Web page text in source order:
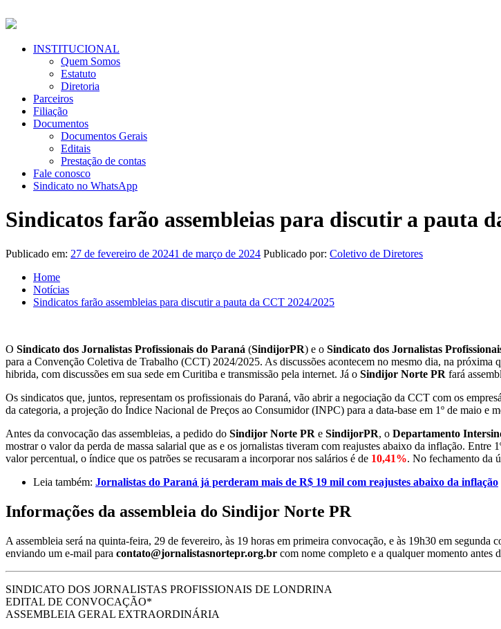
para
conteúdo
Menu
INSTITUCIONAL
Quem Somos
Estatuto
Diretoria
Parceiros
Filiação
Documentos
Documentos Gerais
Editais
Prestação de contas
Fale conosco
Sindicato no WhatsApp
Sindicatos farão assembleias para discutir a pauta
Publicado em: 27 de fevereiro de 20241 de março de 2024 Publicado por: Coletivo de Diretores
Home
Notícias
Sindicatos farão assembleias para discutir a pauta da CCT 2024/2025
O Sindicato dos Jornalistas Profissionais do Paraná (SindijorPR) e o Sindicato dos Jornalistas
para a Convenção Coletiva de Trabalho (CCT) 2024/2025. As discussões acontecem no mesmo dia, na próxima
hibrida, com discussões em sua sede em Curitiba e transmissão pela internet. Já o Sindijor Norte PR fará
Os sindicatos que, juntos, representam os profissionais do Paraná, vão abrir a negociação da CCT com os
da categoria, a projeção do Índice Nacional de Preços ao Consumidor (INPC) para a data-base em 1º de maio e
Antes da convocação das assembleias, a pedido do Sindijor Norte PR e SindijorPR, o Departamento
mostrar o valor da perda de massa salarial que as e os jornalistas tiveram com reajustes abaixo da inflação.
valor percentual, o índice que os patrões se recusaram a incorporar nos salários é de 10,41%. No fechamento da
Leia também: Jornalistas do Paraná já perderam mais de R$ 19 mil com reajustes abaixo da inflação
Informações da assembleia do Sindijor Norte PR
A assembleia será na quinta-feira, 29 de fevereiro, às 19 horas em primeira convocação, e às 19h30 em segunda
enviando um e-mail para contato@jornalistasnortepr.org.br com nome completo e a qualquer momento antes
SINDICATO DOS JORNALISTAS PROFISSIONAIS DE LONDRINA
EDITAL DE CONVOCAÇÃO*
ASSEMBLEIA GERAL EXTRAORDINÁRIA